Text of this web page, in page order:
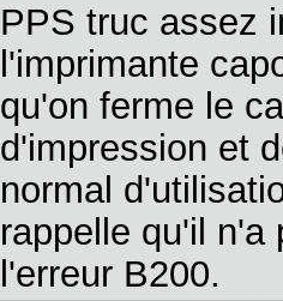
PPS truc assez
l'imprimante
qu'on ferme le
d'impression et
normal
rappelle qu'il n'a
l'erreur B200.